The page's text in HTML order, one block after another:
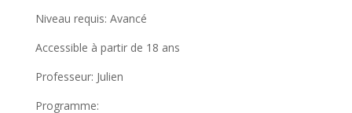
Niveau requis: Avancé
Accessible à partir de 18 ans
Professeur: Julien
Programme: